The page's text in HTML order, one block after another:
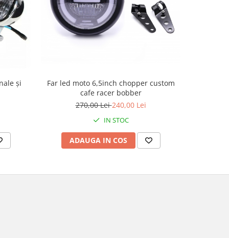
și
Far led moto 6,5inch chopper custom
cafe racer bobber
270,00 Lei240,00 Lei
IN STOC
ADAUGA IN COS